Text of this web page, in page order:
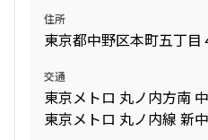
住所
東京都中野区本町五丁目
交通
東京メトロ 丸ノ内方南
東京メトロ 丸ノ内線 新